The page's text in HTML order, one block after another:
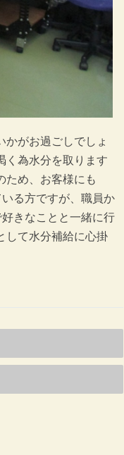
がお過ごしでしょ
く為水分を取ります
ため、お客様にも
る方ですが、職員か
きなことと一緒に行
して水分補給に心掛